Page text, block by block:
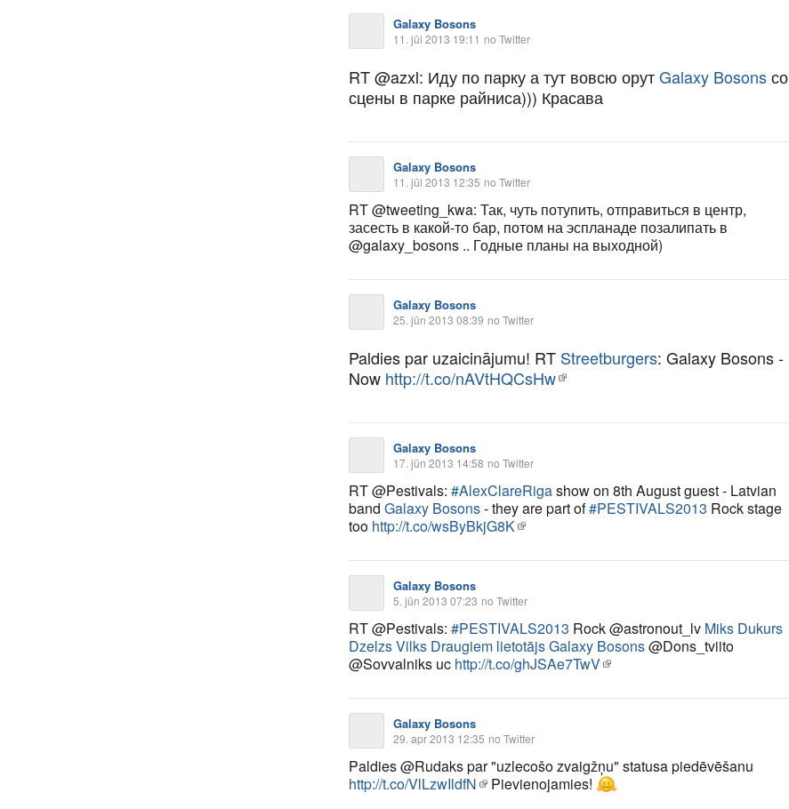
Galaxy Bosons
11. jūl 2013 19:11 no Twitter
RT @azxl: Иду по парку а тут вовсю орутGalaxy Bosonsсо
сцены в парке райниса))) Красава
Galaxy Bosons
11. jūl 2013 12:35 no Twitter
RT @tweeting_kwa: Так, чуть потупить, отправиться в центр,
засесть в какой-то бар, потом на эспланаде позалипать в
@galaxy_bosons .. Годные планы на выходной)
Galaxy Bosons
25. jūn 2013 08:39 no Twitter
Paldies par uzaicinājumu! RT Streetburgers: Galaxy Bosons -
Now http://t.co/nAVtHQCsHw
Galaxy Bosons
17. jūn 2013 14:58 no Twitter
RT @Pestivals: #AlexClareRigashow on 8th August guest - Latvian
band Galaxy Bosons- they are part of#PESTIVALS2013 Rock stage
too http://t.co/wsByBkjG8K
Galaxy Bosons
5. jūn 2013 07:23 no Twitter
RT @Pestivals: #PESTIVALS2013 Rock @astronout_lv Miks Dukurs
Dzelzs Vilks Draugiem lietotājsGalaxy Bosons@Dons_tviito
@Sovvalniks uc http://t.co/ghJSAe7TwV
Galaxy Bosons
29. apr 2013 12:35 no Twitter
Paldies @Rudaks par "uzlecošo zvaigžņu" statusa piedēvēšanu
http://t.co/VlLzwIldfN
Pievienojamies!